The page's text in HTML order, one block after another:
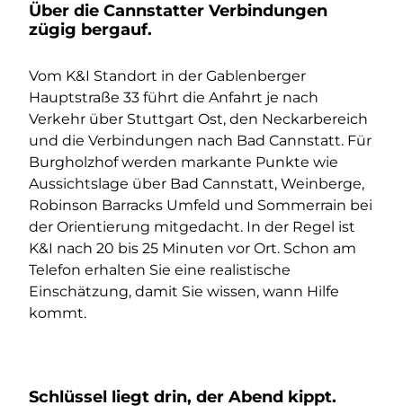
Über die Cannstatter Verbindungen
zügig bergauf.
Vom K&I Standort in der Gablenberger
Hauptstraße 33 führt die Anfahrt je nach
Verkehr über Stuttgart Ost, den Neckarbereich
und die Verbindungen nach Bad Cannstatt. Für
Burgholzhof werden markante Punkte wie
Aussichtslage über Bad Cannstatt, Weinberge,
Robinson Barracks Umfeld und Sommerrain bei
der Orientierung mitgedacht. In der Regel ist
K&I nach 20 bis 25 Minuten vor Ort. Schon am
Telefon erhalten Sie eine realistische
Einschätzung, damit Sie wissen, wann Hilfe
kommt.
Schlüssel liegt drin, der Abend kippt.